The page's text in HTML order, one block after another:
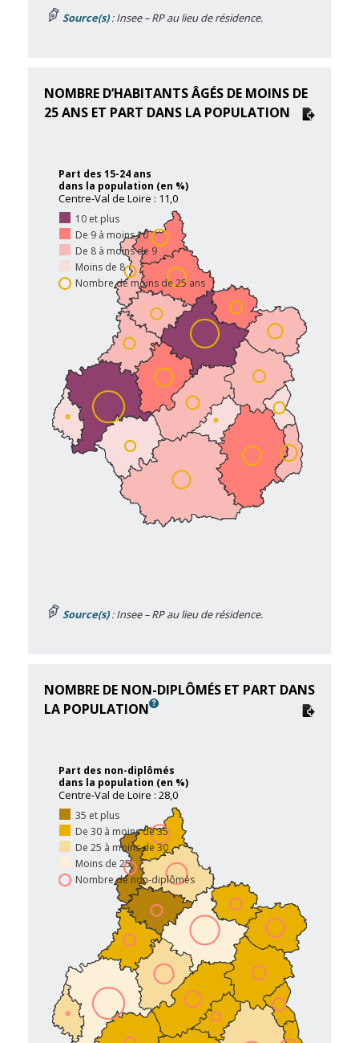
Source(s): Insee – RP au lieu de résidence.
NOMBRE D’HABITANTS ÂGÉS DE MOINS DE
25 ANS ET PART DANS LA POPULATION
10 et plus
De 9 à moins 10
De 8 à moins de 9
Moins de 8
Nombre de moins de 25 ans
Part des 15-24 ans
dans la population (en %)
Centre-Val de Loire : 11,0
Source(s): Insee – RP au lieu de résidence.
NOMBRE DE NON-DIPLÔMÉS ET PART DANS
LA POPULATION
35 et plus
De 30 à moins de 35
De 25 à moins de 30
Moins de 25
Nombre de non-diplômés
Part des non-diplômés
dans la population (en %)
Centre-Val de Loire : 28,0